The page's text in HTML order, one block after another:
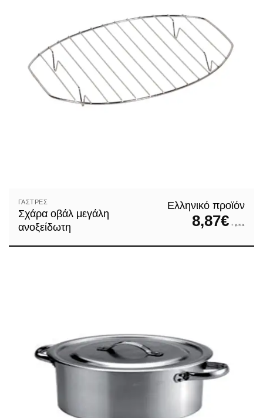
ΓΆΣΤΡΕΣ
Σχάρα οβάλ μεγάλη
ανοξείδωτη
Ελληνικό προϊόν
8,87€ + φ.π.α.